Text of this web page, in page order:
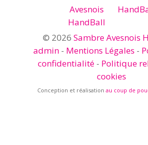
© 2026 Sambre Avesnois
admin - Mentions Légales -
confidentialité- Politique
cookies
Conception et réalisation au coup de